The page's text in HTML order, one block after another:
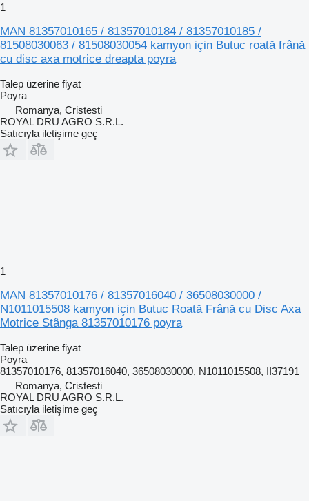
1
MAN 81357010165 / 81357010184 / 81357010185 /
81508030063 / 81508030054 kamyon için Butuc roată frână
cu disc axa motrice dreapta poyra
Talep üzerine fiyat
Poyra
Romanya, Cristesti
ROYAL DRU AGRO S.R.L.
Satıcıyla iletişime geç
1
MAN 81357010176 / 81357016040 / 36508030000 /
N1011015508 kamyon için Butuc Roată Frână cu Disc Axa
Motrice Stânga 81357010176 poyra
Talep üzerine fiyat
Poyra
81357010176, 81357016040, 36508030000, N1011015508, II37191
Romanya, Cristesti
ROYAL DRU AGRO S.R.L.
Satıcıyla iletişime geç